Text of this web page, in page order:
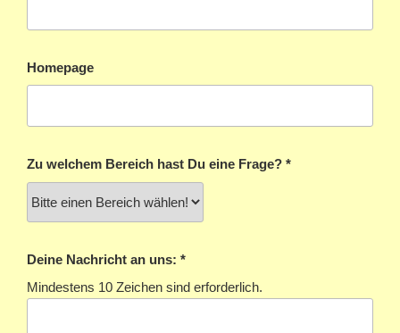
Homepage
Zu welchem Bereich hast Du eine Frage? (erforderlich)
*
Deine Nachricht an uns: (erforderlich)
*
Mindestens 10 Zeichen sind erforderlich.